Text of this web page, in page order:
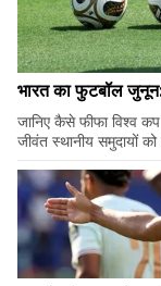
भारत का फुटबॉल
जानिए कैसे फीफा विश्व
जीवंत स्थानीय समुदायों को